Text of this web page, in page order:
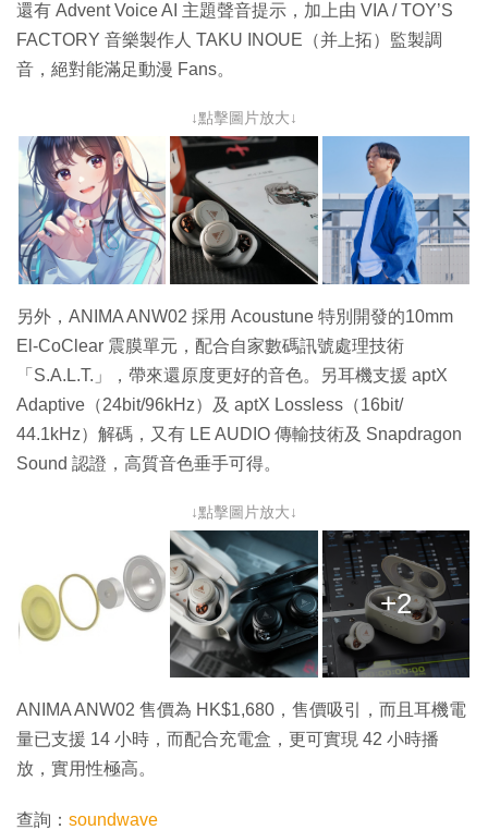
還有 Advent Voice AI 主題聲音提示，加上由 VIA / TOY’S
FACTORY 音樂製作人 TAKU INOUE（并上拓）監製調
音，絕對能滿足動漫 Fans。
↓點擊圖片放大↓
另外，ANIMA ANW02 採用 Acoustune 特別開發的10mm
El-CoClear 震膜單元，配合自家數碼訊號處理技術
「S.A.L.T.」，帶來還原度更好的音色。另耳機支援 aptX
Adaptive （24bit/96kHz） 及 aptX Lossless （16bit/
44.1kHz） 解碼，又有 LE AUDIO 傳輸技術及 Snapdragon
Sound 認證，高質音色垂手可得。
↓點擊圖片放大↓
+2
ANIMA ANW02 售價為 HK$1,680，售價吸引，而且耳機電
量已支援 14 小時，而配合充電盒，更可實現 42 小時播
放，實用性極高。
查詢： soundwave